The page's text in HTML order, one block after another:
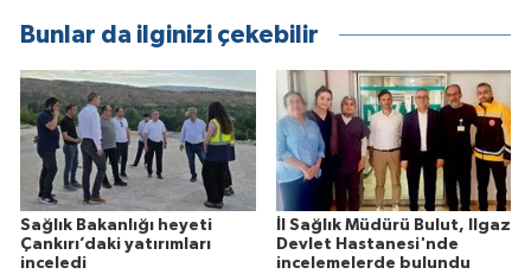
Bunlar da ilginizi çekebilir
Sağlık Bakanlığı heyeti
Çankırı’daki yatırımları
inceledi
İl Sağlık Müdürü Bulut, Ilgaz
Devlet Hastanesi'nde
incelemelerde bulundu